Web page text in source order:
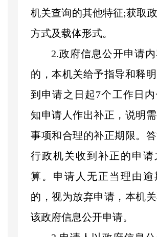
机关查询的其他特征;获取
方式及载体形式。
2.政府信息公开申请
的，本机关给予指导和释
到申请之日起7个工作日
知申请人作出补正，说明
事项和合理的补正期限。
行政机关收到补正的申请
算。申请人无正当理由逾
的，视为放弃申请，本机
该政府信息公开申请。